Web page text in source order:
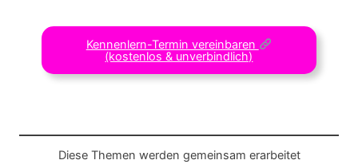
Kennenlern-Termin vereinbaren
(kostenlos & unverbindlich)
Diese Themen werden gemeinsam erarbeitet